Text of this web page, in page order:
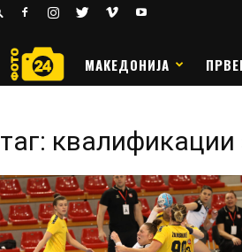
РАКОМЕТ
МАКЕДОНИЈА
таг: